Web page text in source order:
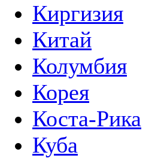
Киргизия
Китай
Колумбия
Корея
Коста-Рика
Куба